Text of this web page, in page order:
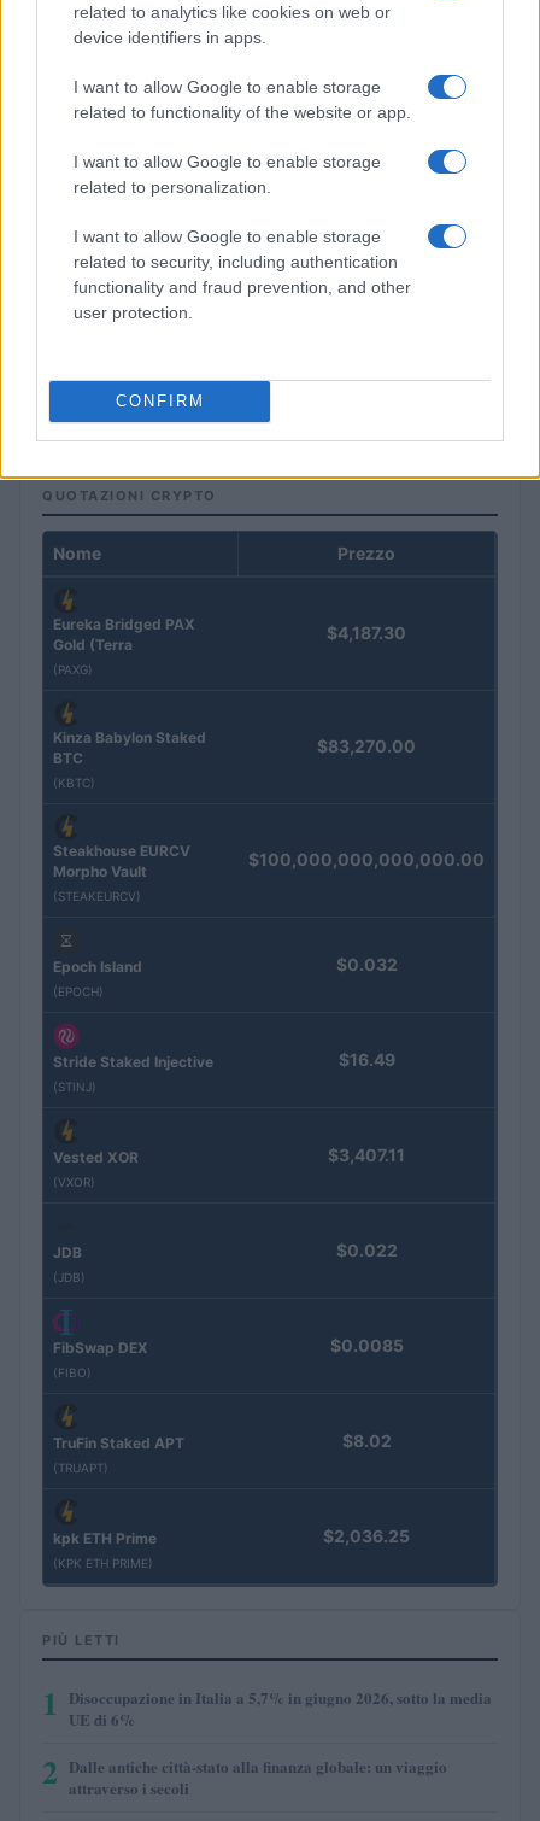
related to analytics like cookies on web or
device identifiers in apps.
I want to allow Google to enable storage
related to functionality of the website or app.
I want to allow Google to enable storage
related to personalization.
I want to allow Google to enable storage
related to security, including authentication
functionality and fraud prevention, and other
user protection.
CONFIRM
FINANZA
Francesca Galli · 6 Ago 2026
QUOTAZIONI CRYPTO
Nome Prezzo
Eureka Bridged PAX
Gold (Terra
(PAXG)
$4,187.30
Kinza Babylon Staked
BTC
(KBTC)
$83,270.00
Steakhouse EURCV
Morpho Vault
(STEAKEURCV)
$100,000,000,000,000.00
Epoch Island
(EPOCH)
$0.032
Stride Staked Injective
(STINJ)
$16.49
Vested XOR
(VXOR)
$3,407.11
JDB
(JDB)
$0.022
FibSwap DEX
(FIBO)
$0.0085
TruFin Staked APT
(TRUAPT)
$8.02
kpk ETH Prime
(KPK ETH PRIME)
$2,036.25
PIÙ LETTI
1
Disoccupazione in Italia a 5,7% in giugno 2026, sotto la media
UE di 6%
2 Dalle antiche città-stato alla finanza globale: un viaggio
attraverso i secoli